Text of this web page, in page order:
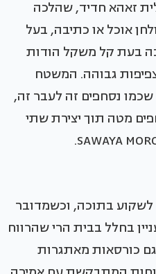
זאהא חדיד, שהלכה
אוכל או כתיבה, בעל
בעת קל משקל הודות
גבוהה. המשטח
נסחפים זה לעבר זה,
מטה תוך יצירת שתי
לשקוע בתוכה, וכשמדובר
בחלל בבית הרי שהרווח
כורסאות מאתגרות